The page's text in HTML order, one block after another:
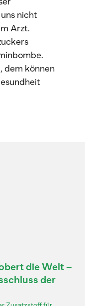
nicht
Arzt.
dem können
die Welt –
der